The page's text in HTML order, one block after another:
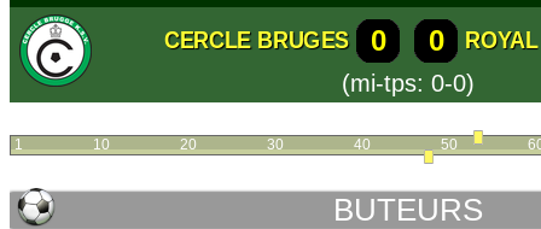
CERCLE BRUGES 0 0
(mi-tps: 0-0)
1 10 20 30 40 50
BUTEURS